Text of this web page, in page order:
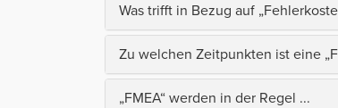
Was trifft in Bezug auf
Zu welchen Zeitpunkten ist eine
„FMEA“ werden in der Regel ...